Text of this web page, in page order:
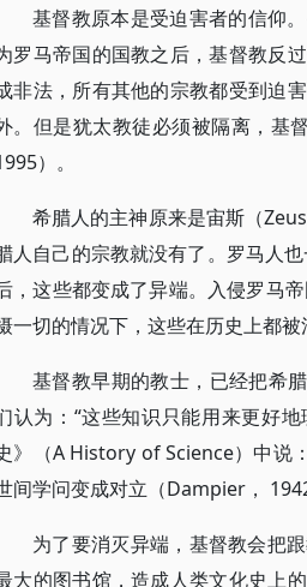
基督教原本是受迫害者的信仰
罗马帝国的国教之后，基督教反
非法，所有其他的宗教都受到迫
。但是犹太教徒必须被隔离，基
）。
希腊人的主神原来是宙斯（
人自己的宗教就没有了。罗马人
，这些都变成了异端。入侵罗马
一切的情况下，这些在历史上都被
基督教早期的教士，已经把希
认为：“这些知识只能用来更好
》（A History of Science）中说
间学问变成对立（Dampier，
为了要消灭异端，基督教会把
大的图书馆，造成人类文化史上